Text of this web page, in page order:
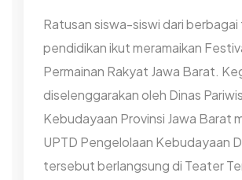
Ratusan siswa-siswi dari
pendidikan ikut meramaikan
Permainan Rakyat Jawa Barat.
diselenggarakan oleh Dinas
Kebudayaan Provinsi Jawa Barat
UPTD Pengelolaan Kebudayaan
tersebut berlangsung di Teater